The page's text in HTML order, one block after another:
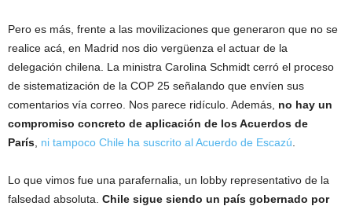
Pero es más, frente a las movilizaciones que generaron que no se
realice acá, en Madrid nos dio vergüenza el actuar de la
delegación chilena. La ministra Carolina Schmidt cerró el proceso
de sistematización de la COP 25 señalando que envíen sus
comentarios vía correo. Nos parece ridículo. Además, no hay un
compromiso concreto de aplicación de los Acuerdos de
París ni tampoco Chile ha suscrito al Acuerdo de Escazú
Lo que vimos fue una parafernalia, un lobby representativo de la
falsedad absoluta. Chile sigue siendo un país gobernado por